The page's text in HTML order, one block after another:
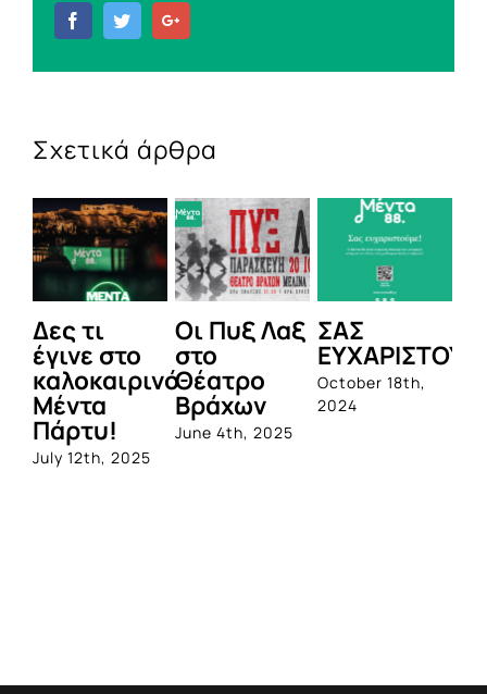
FacebookTwitter
Σχετικά άρθρα
Δες τι
έγινε στο
καλοκαιρινό
Μέντα
Πάρτυ!
July 12th, 2025
Οι Πυξ Λαξ
στο
Θέατρο
Βράχων
June 4th, 2025
ΣΑΣ
October 18th,
2024